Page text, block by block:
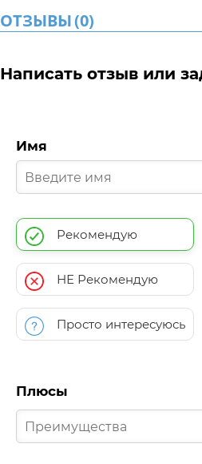
ОТЗЫВЫ(0)
Написать отзыв или
Имя
Рекомендую
НЕ Рекомендую
Просто интересуюсь
Плюсы